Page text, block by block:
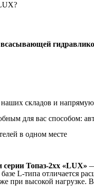
складов и
для вас способом:
в одном месте
серии Топаз-2xx «LUX»
L-типа отличается
при высокой